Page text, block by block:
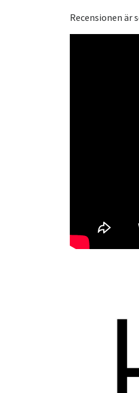
Recensionen är